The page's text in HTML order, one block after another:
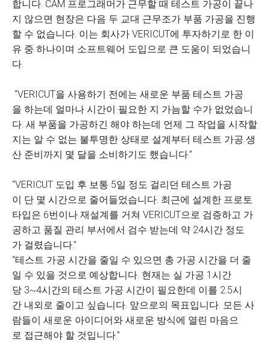
합니다. CAM 프로그래머가 근무할 때 테스트 가공이 끝나
지 않으면 현장은 다음 두 교대 근무조가 부품 가공을 진행
할 수 없습니다. 이는 회사가 VERICUT에 투자하기로 한 이
유 중 하나이며 소프트웨어 도입으로 큰 도움이 되었습니
다.
“VERICUT을 사용하기 전에는 새로운 부품 테스트 가공
을 하는데 얼마나 시간이 필요한 지 가늠할 수가 없었습니
다. 새 부품을 가공하긴 해야 하는데 언제 그 작업을 시작할
지는 알 수 없는 불투명한 상태로 설계부터 테스트 가공 생
산 준비까지 몇 달을 소비하기도 했습니다.”
“VERICUT 도입 후 보통 5일 정도 걸리던 테스트 가공
이 단 몇 시간으로 줄어들었습니다. 최근에 설계한 프로토
타입은 6번이나 재설계를 거쳐 VERICUT으로 검증하고 가
공하고 품질 관리 부서에서 검수 받는데 약 24시간 정도
가 걸렸습니다.”
“테스트 가공 시간을 줄일 수 있으면 총 가공 시간을 더 줄
일 수 있을 것으로 예상합니다. 현재는 실 가공 1시간
당 3~4시간의 테스트 가공 시간이 필요한데 이를 2.5시
간 내외로 줄이고 싶습니다. 앞으로의 목표입니다. 모든 사
람들이 새로운 아이디어와 새로운 방식에 열린 마음으
로 접근해야 할 것입니다.”